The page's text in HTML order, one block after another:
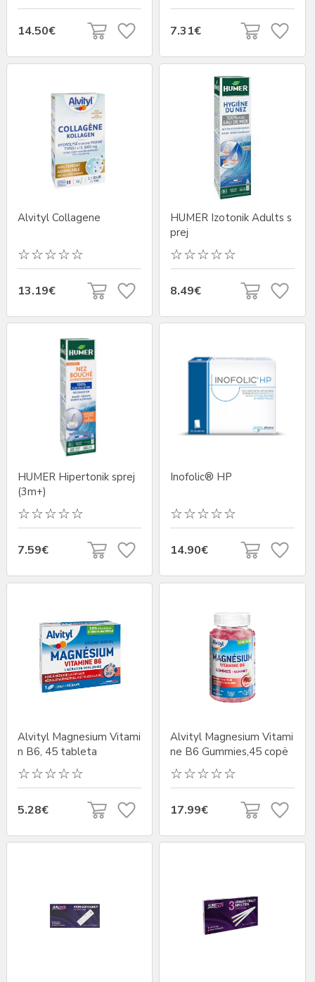
14.50€ 7.31€
Alvityl Collagene
13.19€
HUMER Izotonik Adults s
prej
8.49€
HUMER Hipertonik sprej
(3m+)
7.59€
Inofolic® HP
14.90€
Alvityl Magnesium Vitami
n B6, 45 tableta
5.28€
Alvityl Magnesium Vitami
ne B6 Gummies,45 copë
17.99€